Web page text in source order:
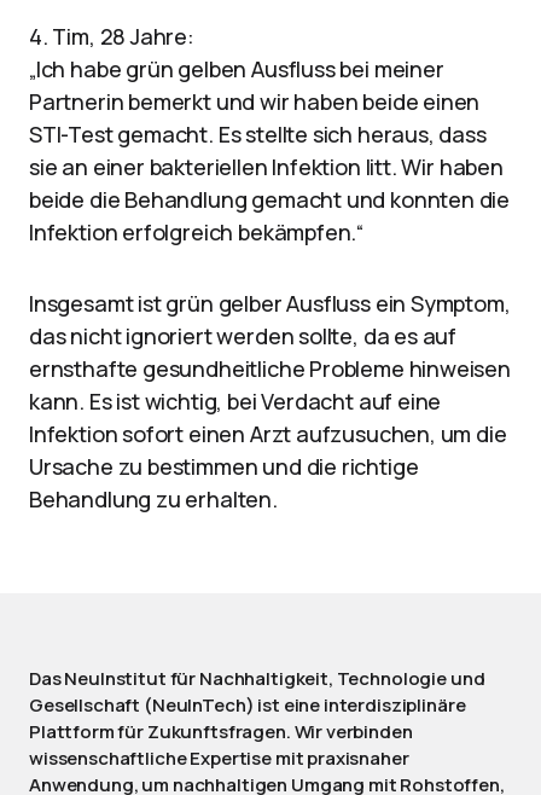
4. Tim, 28 Jahre:
„Ich habe grün gelben Ausfluss bei meiner
Partnerin bemerkt und wir haben beide einen
STI-Test gemacht. Es stellte sich heraus, dass
sie an einer bakteriellen Infektion litt. Wir haben
beide die Behandlung gemacht und konnten die
Infektion erfolgreich bekämpfen.“
Insgesamt ist grün gelber Ausfluss ein Symptom,
das nicht ignoriert werden sollte, da es auf
ernsthafte gesundheitliche Probleme hinweisen
kann. Es ist wichtig, bei Verdacht auf eine
Infektion sofort einen Arzt aufzusuchen, um die
Ursache zu bestimmen und die richtige
Behandlung zu erhalten.
Das NeuInstitut für Nachhaltigkeit, Technologie und
Gesellschaft (NeuInTech) ist eine interdisziplinäre
Plattform für Zukunftsfragen. Wir verbinden
wissenschaftliche Expertise mit praxisnaher
Anwendung, um nachhaltigen Umgang mit Rohstoffen,